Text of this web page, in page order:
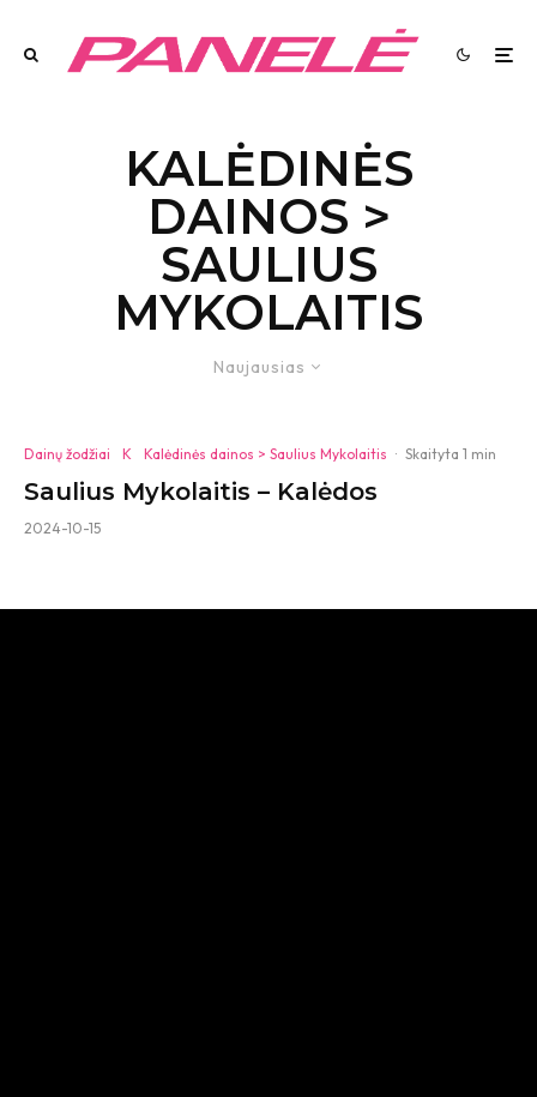
KALĖDINĖS
DAINOS >
SAULIUS
MYKOLAITIS
Naujausias
Dainų žodžiai K Kalėdinės dainos > Saulius Mykolaitis · Skaityta 1 min
Saulius Mykolaitis – Kalėdos
2024-10-15